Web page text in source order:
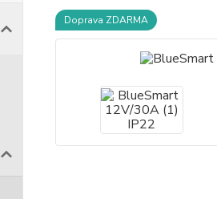
Doprava ZDARMA